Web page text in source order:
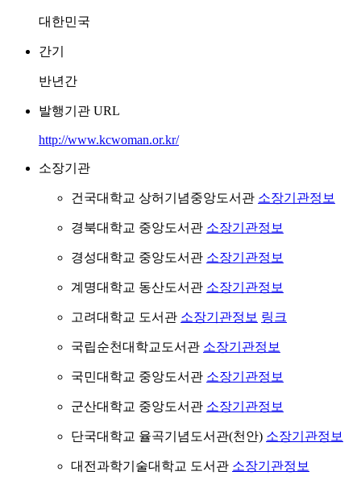
대한민국
간기
반년간
발행기관 URL
http://www.kcwoman.or.kr/
소장기관
건국대학교 상허기념중앙도서관 소장기관정보
경북대학교 중앙도서관 소장기관정보
경성대학교 중앙도서관 소장기관정보
계명대학교 동산도서관 소장기관정보
고려대학교 도서관 소장기관정보 링크
국립순천대학교도서관 소장기관정보
국민대학교 중앙도서관 소장기관정보
군산대학교 중앙도서관 소장기관정보
단국대학교 율곡기념도서관(천안) 소장기관정보
대전과학기술대학교 도서관 소장기관정보